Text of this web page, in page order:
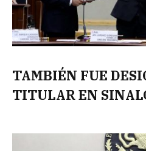
TAMBIÉN FUE
TITULAR EN